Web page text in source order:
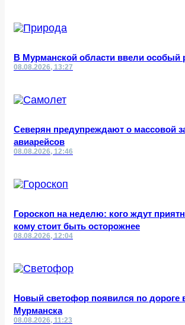
В Мурманской области ввели особый
08.08.2026, 13:27
Северян предупреждают о массовой
авиарейсов
08.08.2026, 12:46
Гороскоп на неделю: кого ждут
кому стоит быть осторожнее
08.08.2026, 12:04
Новый светофор появился по дороге
Мурманска
08.08.2026, 11:23